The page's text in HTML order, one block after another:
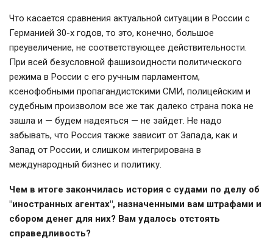
Что касается сравнения актуальной ситуации в России с
Германией 30-х годов, то это, конечно, большое
преувеличение, не соответствующее действительности.
При всей безусловной фашизоидности политического
режима в России с его ручным парламентом,
ксенофобными пропагандистскими СМИ, полицейским и
судебным произволом все же так далеко страна пока не
зашла и — будем надеяться — не зайдет. Не надо
забывать, что Россия также зависит от Запада, как и
Запад от России, и слишком интегрирована в
международный бизнес и политику.
Чем в итоге закончилась история с судами по делу об
"иностранных агентах", назначенными вам штрафами и
сбором денег для них? Вам удалось отстоять
справедливость?